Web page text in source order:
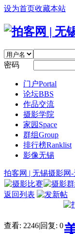
设为首页收藏本站
密码
门户Portal
论坛BBS
作品交流
摄影学院
家园 Space
群组Group
排行榜Ranklist
影像无锡
拍客网 | 无锡摄影网
返回列表
查看: 2246|回复: 0